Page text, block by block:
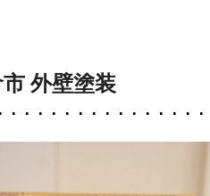
外壁塗装